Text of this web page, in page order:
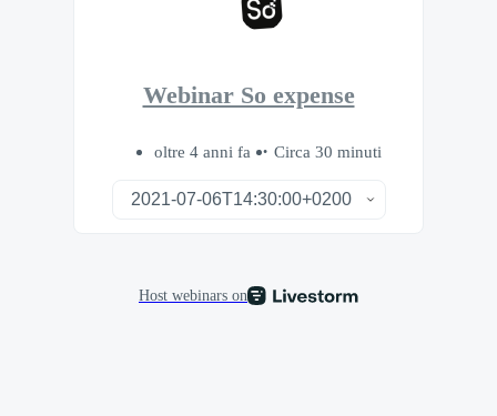
Webinar So expense
oltre 4 anni fa Circa 30 minuti
Host webinars on